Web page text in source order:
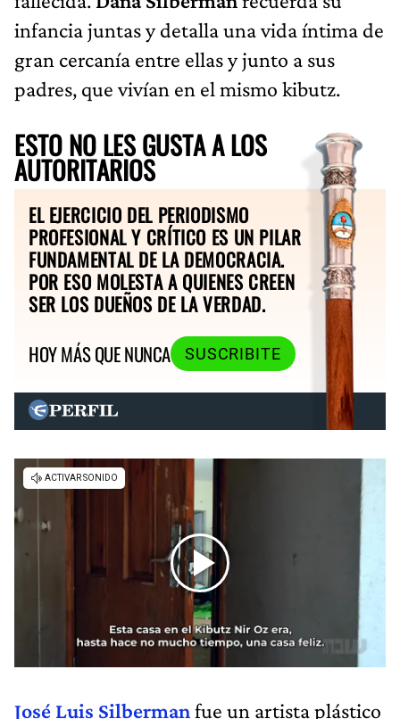
infancia juntas y detalla una vida íntima de
gran cercanía entre ellas y junto a sus
padres, que vivían en el mismo kibutz.
ESTO NO LES GUSTA A LOS
AUTORITARIOS
EL EJERCICIO DEL PERIODISMO
PROFESIONAL Y CRÍTICO ES UN PILAR
FUNDAMENTAL DE LA DEMOCRACIA.
POR ESO MOLESTA A QUIENES CREEN
SER LOS DUEÑOS DE LA VERDAD.
HOY MÁS QUE NUNCA
SUSCRIBITE
José Luis Silbermanfue un artista plástico